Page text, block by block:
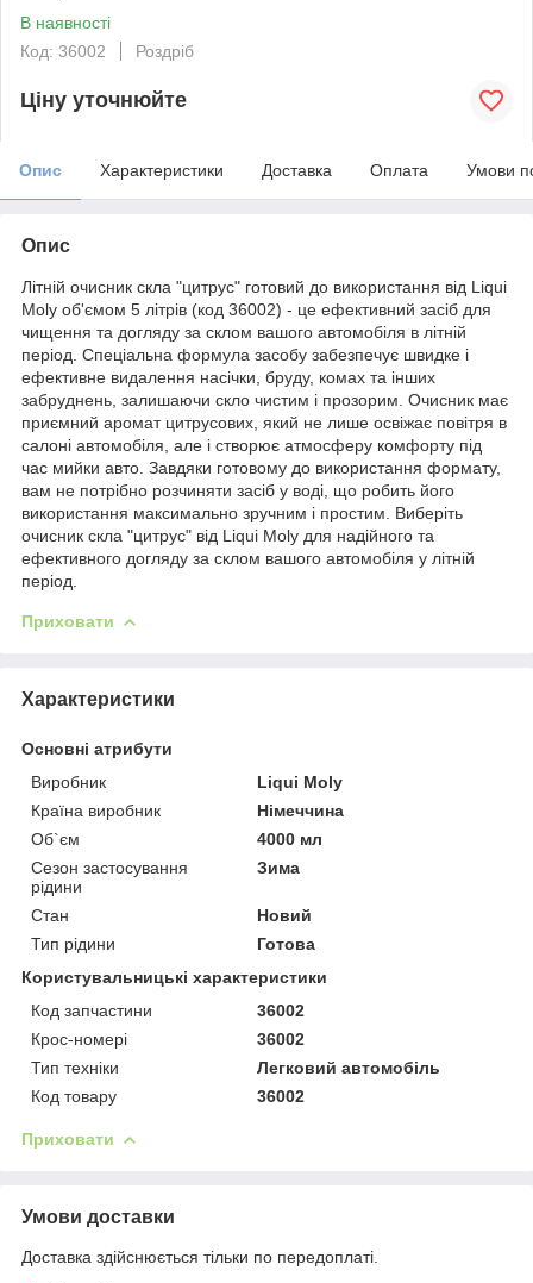
В наявності
Код: 36002
Роздріб
Ціну уточнюйте
Опис Характеристики Доставка Оплата Умови
Опис
Літній очисник скла "цитрус" готовий до використання від Liqui
Moly об'ємом 5 літрів (код 36002) - це ефективний засіб для
чищення та догляду за склом вашого автомобіля в літній
період. Спеціальна формула засобу забезпечує швидке і
ефективне видалення насічки, бруду, комах та інших
забруднень, залишаючи скло чистим і прозорим. Очисник має
приємний аромат цитрусових, який не лише освіжає повітря в
салоні автомобіля, але і створює атмосферу комфорту під
час мийки авто. Завдяки готовому до використання формату,
вам не потрібно розчиняти засіб у воді, що робить його
використання максимально зручним і простим. Виберіть
очисник скла "цитрус" від Liqui Moly для надійного та
ефективного догляду за склом вашого автомобіля у літній
період.
Приховати
Характеристики
Основні атрибути
Виробник
Liqui Moly
Країна виробник
Німеччина
Об`єм
4000 мл
Сезон застосування
рідини
Зима
Стан
Новий
Тип рідини
Готова
Користувальницькі характеристики
Код запчастини
36002
Крос-номері
36002
Тип техніки
Легковий автомобіль
Код товару
36002
Приховати
Умови доставки
Доставка здійснюється тільки по передоплаті.